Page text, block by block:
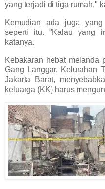
yang terjadi di tiga rumah,"
Kemudian ada juga
seperti itu. "Kalau yang
katanya.
Kebakaran hebat melanda
Gang Langgar, Kelurahan
Jakarta Barat,
keluarga (KK) harus